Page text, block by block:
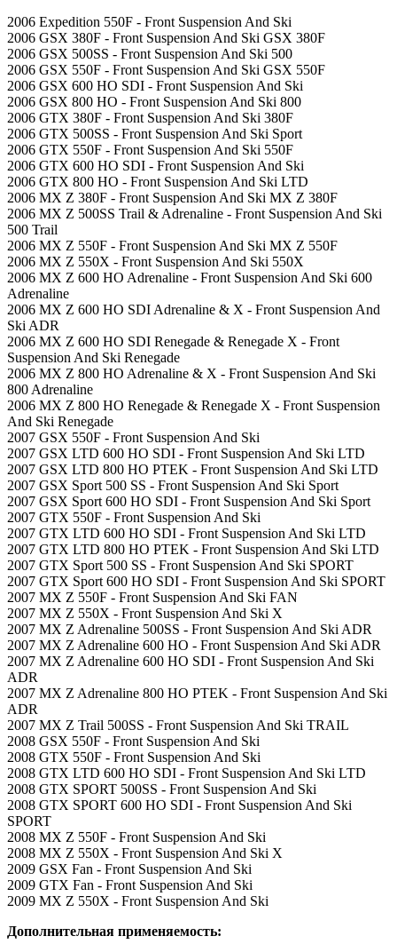
2006 Expedition 550F - Front Suspension And Ski
2006 GSX 380F - Front Suspension And Ski GSX 380F
2006 GSX 500SS - Front Suspension And Ski 500
2006 GSX 550F - Front Suspension And Ski GSX 550F
2006 GSX 600 HO SDI - Front Suspension And Ski
2006 GSX 800 HO - Front Suspension And Ski 800
2006 GTX 380F - Front Suspension And Ski 380F
2006 GTX 500SS - Front Suspension And Ski Sport
2006 GTX 550F - Front Suspension And Ski 550F
2006 GTX 600 HO SDI - Front Suspension And Ski
2006 GTX 800 HO - Front Suspension And Ski LTD
2006 MX Z 380F - Front Suspension And Ski MX Z 380F
2006 MX Z 500SS Trail & Adrenaline - Front Suspension And Ski
500 Trail
2006 MX Z 550F - Front Suspension And Ski MX Z 550F
2006 MX Z 550X - Front Suspension And Ski 550X
2006 MX Z 600 HO Adrenaline - Front Suspension And Ski 600
Adrenaline
2006 MX Z 600 HO SDI Adrenaline & X - Front Suspension And
Ski ADR
2006 MX Z 600 HO SDI Renegade & Renegade X - Front
Suspension And Ski Renegade
2006 MX Z 800 HO Adrenaline & X - Front Suspension And Ski
800 Adrenaline
2006 MX Z 800 HO Renegade & Renegade X - Front Suspension
And Ski Renegade
2007 GSX 550F - Front Suspension And Ski
2007 GSX LTD 600 HO SDI - Front Suspension And Ski LTD
2007 GSX LTD 800 HO PTEK - Front Suspension And Ski LTD
2007 GSX Sport 500 SS - Front Suspension And Ski Sport
2007 GSX Sport 600 HO SDI - Front Suspension And Ski Sport
2007 GTX 550F - Front Suspension And Ski
2007 GTX LTD 600 HO SDI - Front Suspension And Ski LTD
2007 GTX LTD 800 HO PTEK - Front Suspension And Ski LTD
2007 GTX Sport 500 SS - Front Suspension And Ski SPORT
2007 GTX Sport 600 HO SDI - Front Suspension And Ski SPORT
2007 MX Z 550F - Front Suspension And Ski FAN
2007 MX Z 550X - Front Suspension And Ski X
2007 MX Z Adrenaline 500SS - Front Suspension And Ski ADR
2007 MX Z Adrenaline 600 HO - Front Suspension And Ski ADR
2007 MX Z Adrenaline 600 HO SDI - Front Suspension And Ski
ADR
2007 MX Z Adrenaline 800 HO PTEK - Front Suspension And Ski
ADR
2007 MX Z Trail 500SS - Front Suspension And Ski TRAIL
2008 GSX 550F - Front Suspension And Ski
2008 GTX 550F - Front Suspension And Ski
2008 GTX LTD 600 HO SDI - Front Suspension And Ski LTD
2008 GTX SPORT 500SS - Front Suspension And Ski
2008 GTX SPORT 600 HO SDI - Front Suspension And Ski
SPORT
2008 MX Z 550F - Front Suspension And Ski
2008 MX Z 550X - Front Suspension And Ski X
2009 GSX Fan - Front Suspension And Ski
2009 GTX Fan - Front Suspension And Ski
2009 MX Z 550X - Front Suspension And Ski
Дополнительная применяемость: